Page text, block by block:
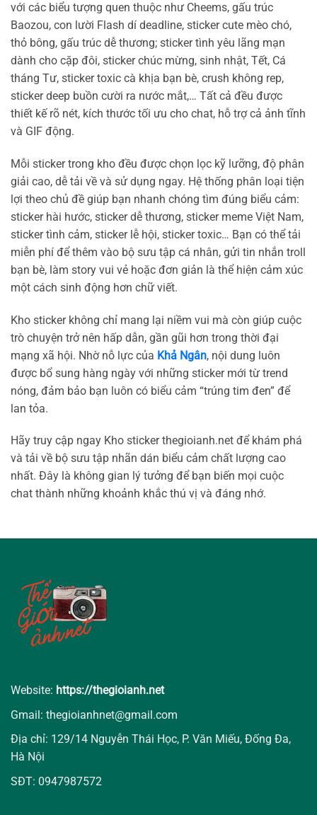
với các biểu tượng quen thuộc như Cheems, gấu trúc
Baozou, con lười Flash dí deadline, sticker cute mèo chó,
thỏ bông, gấu trúc dễ thương; sticker tình yêu lãng mạn
dành cho cặp đôi, sticker chúc mừng, sinh nhật, Tết, Cá
tháng Tư, sticker toxic cà khịa bạn bè, crush không rep,
sticker deep buồn cười ra nước mắt,… Tất cả đều được
thiết kế rõ nét, kích thước tối ưu cho chat, hỗ trợ cả ảnh tĩnh
và GIF động.
Mỗi sticker trong kho đều được chọn lọc kỹ lưỡng, độ phân
giải cao, dễ tải về và sử dụng ngay. Hệ thống phân loại tiện
lợi theo chủ đề giúp bạn nhanh chóng tìm đúng biểu cảm:
sticker hài hước, sticker dễ thương, sticker meme Việt Nam,
sticker tình cảm, sticker lễ hội, sticker toxic… Bạn có thể tải
miễn phí để thêm vào bộ sưu tập cá nhân, gửi tin nhắn troll
bạn bè, làm story vui vẻ hoặc đơn giản là thể hiện cảm xúc
một cách sinh động hơn chữ viết.
Kho sticker không chỉ mang lại niềm vui mà còn giúp cuộc
trò chuyện trở nên hấp dẫn, gần gũi hơn trong thời đại
mạng xã hội. Nhờ nỗ lực của Khả Ngân, nội dung luôn
được bổ sung hàng ngày với những sticker mới từ trend
nóng, đảm bảo bạn luôn có biểu cảm “trúng tim đen” để
lan tỏa.
Hãy truy cập ngay Kho sticker thegioianh.net để khám phá
và tải về bộ sưu tập nhãn dán biểu cảm chất lượng cao
nhất. Đây là không gian lý tưởng để bạn biến mọi cuộc
chat thành những khoảnh khắc thú vị và đáng nhớ.
Website: https://thegioianh.net
Gmail: thegioianhnet@gmail.com
Địa chỉ: 129/14 Nguyễn Thái Học, P. Văn Miếu, Đống Đa,
Hà Nội
SĐT: 0947987572